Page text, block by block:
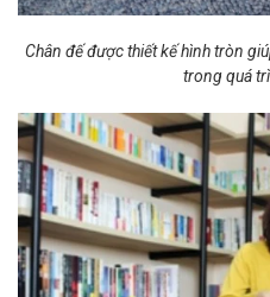
Chân đế được thiết kế hình tròn
trong quá